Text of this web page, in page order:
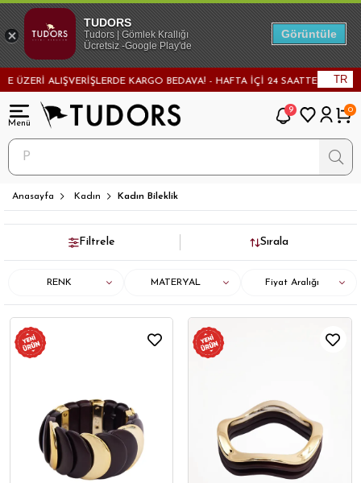
ALIŞVERİŞLERDE KARGO BEDAVA! - HAFTA İÇİ 24 SAATTE KARGODA! -
TR
9 0
Anasayfa Kadın Kadın Bileklik
Filtrele Sırala
RENK MATERYAL Fiyat Aralığı
TUDORS
Tudors | Gömlek Krallığı
Ücretsiz -Google Play'de
Görüntüle